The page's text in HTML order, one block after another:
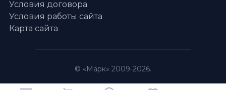
Условия договора
Условия работы сайта
Карта сайта
© «Марк» 2009-2026.